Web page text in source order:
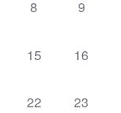
0
8
0
9
0
15
0
16
0
22
0
23